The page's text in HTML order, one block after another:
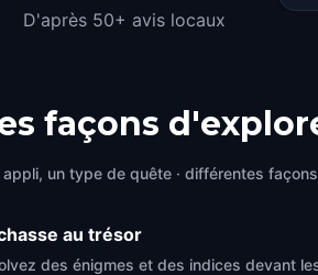
D'après 50+ avis locaux
façons
appli, un type de quête · différentes
au trésor
des énigmes et des indices devant